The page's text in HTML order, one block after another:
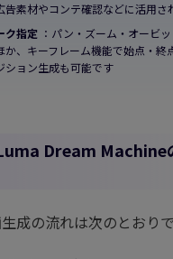
告素材やコンテ確認などに活用さ
ク指定 ：パン・ズーム・オービ
か、キーフレーム機能で始点・終
ション生成も可能です
Dream Machine
成の流れは次のとおりで